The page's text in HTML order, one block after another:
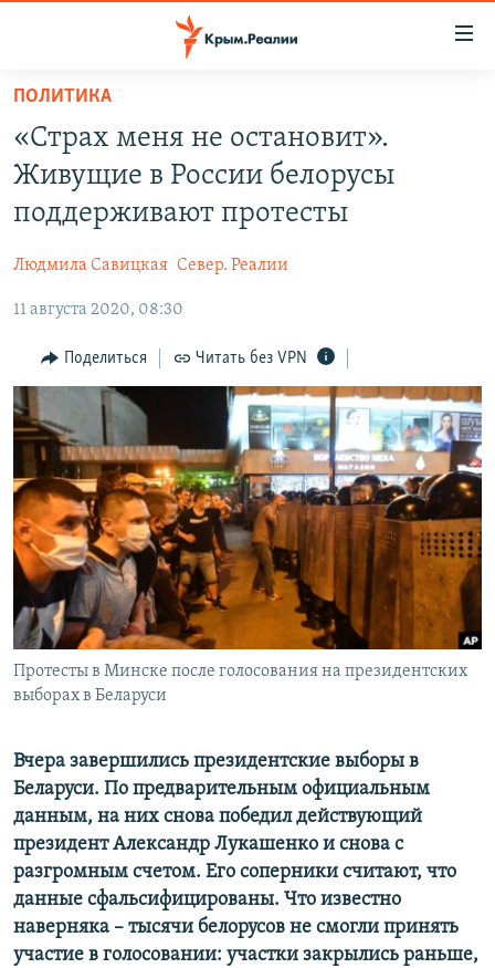
Вернуться
основному
содержанию
Вернутся
главной
Вернутся
поиску
СПЕЦПРОЕКТЫ
11 ЛЕТ ОККУПАЦИИ КРЫМА. 11 ИСТОРИЙ СОПРОТИВЛЕНИЯ
ЕЩЕ
ИНТЕРАКТИВ
ИНФОГРАФИКА
ТЕЛЕПРОЕКТ КРЫМ.РЕАЛИИ
СОВЕТЫ ПРАВОЗАЩИТНИКОВ
ПРОПАВШИЕ БЕЗ ВЕСТИ
ПОБЕДИТЕЛЕЙ НЕ СУДЯТ?
КРЫМ.НЕПОКОРЕННЫЙ
ELIFBE
УКРАИНСКАЯ ПРОБЛЕМА КРЫМА
РАДІО СВОБОДА
КАК ОБОЙТИ БЛОКИРОВКУ
Українською
Qırımtatar
ПРИСОЕДИНЯЙТЕСЬ!
Все сайты RFE/RL
ПОЛИТИКА
«Страх меня не остановит».
Живущие в России белорусы
поддерживают протесты
Людмила Савицкая Север. Реалии
11 августа 2020, 08:30
Поделиться Читать без VPN
Протесты в Минске после голосования на президентских
выборах в Беларуси
Вчера завершились президентские выборы в
Беларуси. По предварительным официальным
данным, на них снова победил действующий
президент Александр Лукашенко и снова с
разгромным счетом. Его соперники считают, что
данные сфальсифицированы. Что известно
наверняка – тысячи белорусов не смогли принять
участие в голосовании: участки закрылись раньше,